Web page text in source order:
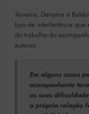
Teixeira, Dename e
tipo de interferência que
do trabalho do
autores:
Em alguns casos
acompanhante
as suas
a própria relação